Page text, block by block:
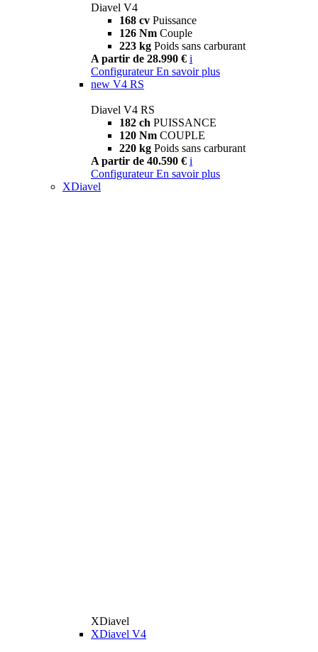
Diavel V4
168 cv Puissance
126 Nm Couple
223 kg Poids sans carburant
A partir de 28.990 € i
Configurateur En savoir plus
new V4 RS
Diavel V4 RS
182 ch PUISSANCE
120 Nm COUPLE
220 kg Poids sans carburant
A partir de 40.590 € i
Configurateur En savoir plus
XDiavel
XDiavel
XDiavel V4